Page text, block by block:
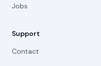
Jobs
Support
Contact